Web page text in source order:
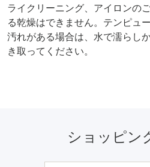
ライクリーニング、アイロンの
る乾燥はできません。テンピュ
汚れがある場合は、水で濡らし
き取ってください。
ショッピン